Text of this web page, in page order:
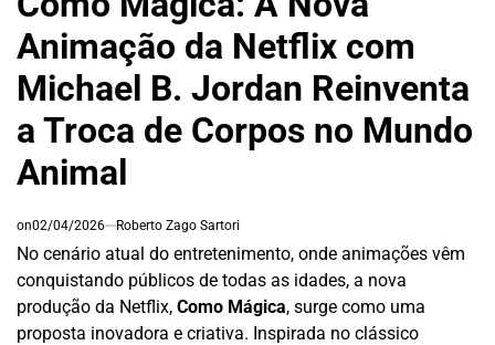
Animação da Netflix com
Michael B. Jordan Reinventa
a Troca de Corpos no Mundo
Animal
on02/04/2026 Roberto Zago Sartori
No cenário atual do entretenimento, onde animações vêm
conquistando públicos de todas as idades, a nova
produção da Netflix, Como Mágica, surge como uma
proposta inovadora e criativa. Inspirada no clássico